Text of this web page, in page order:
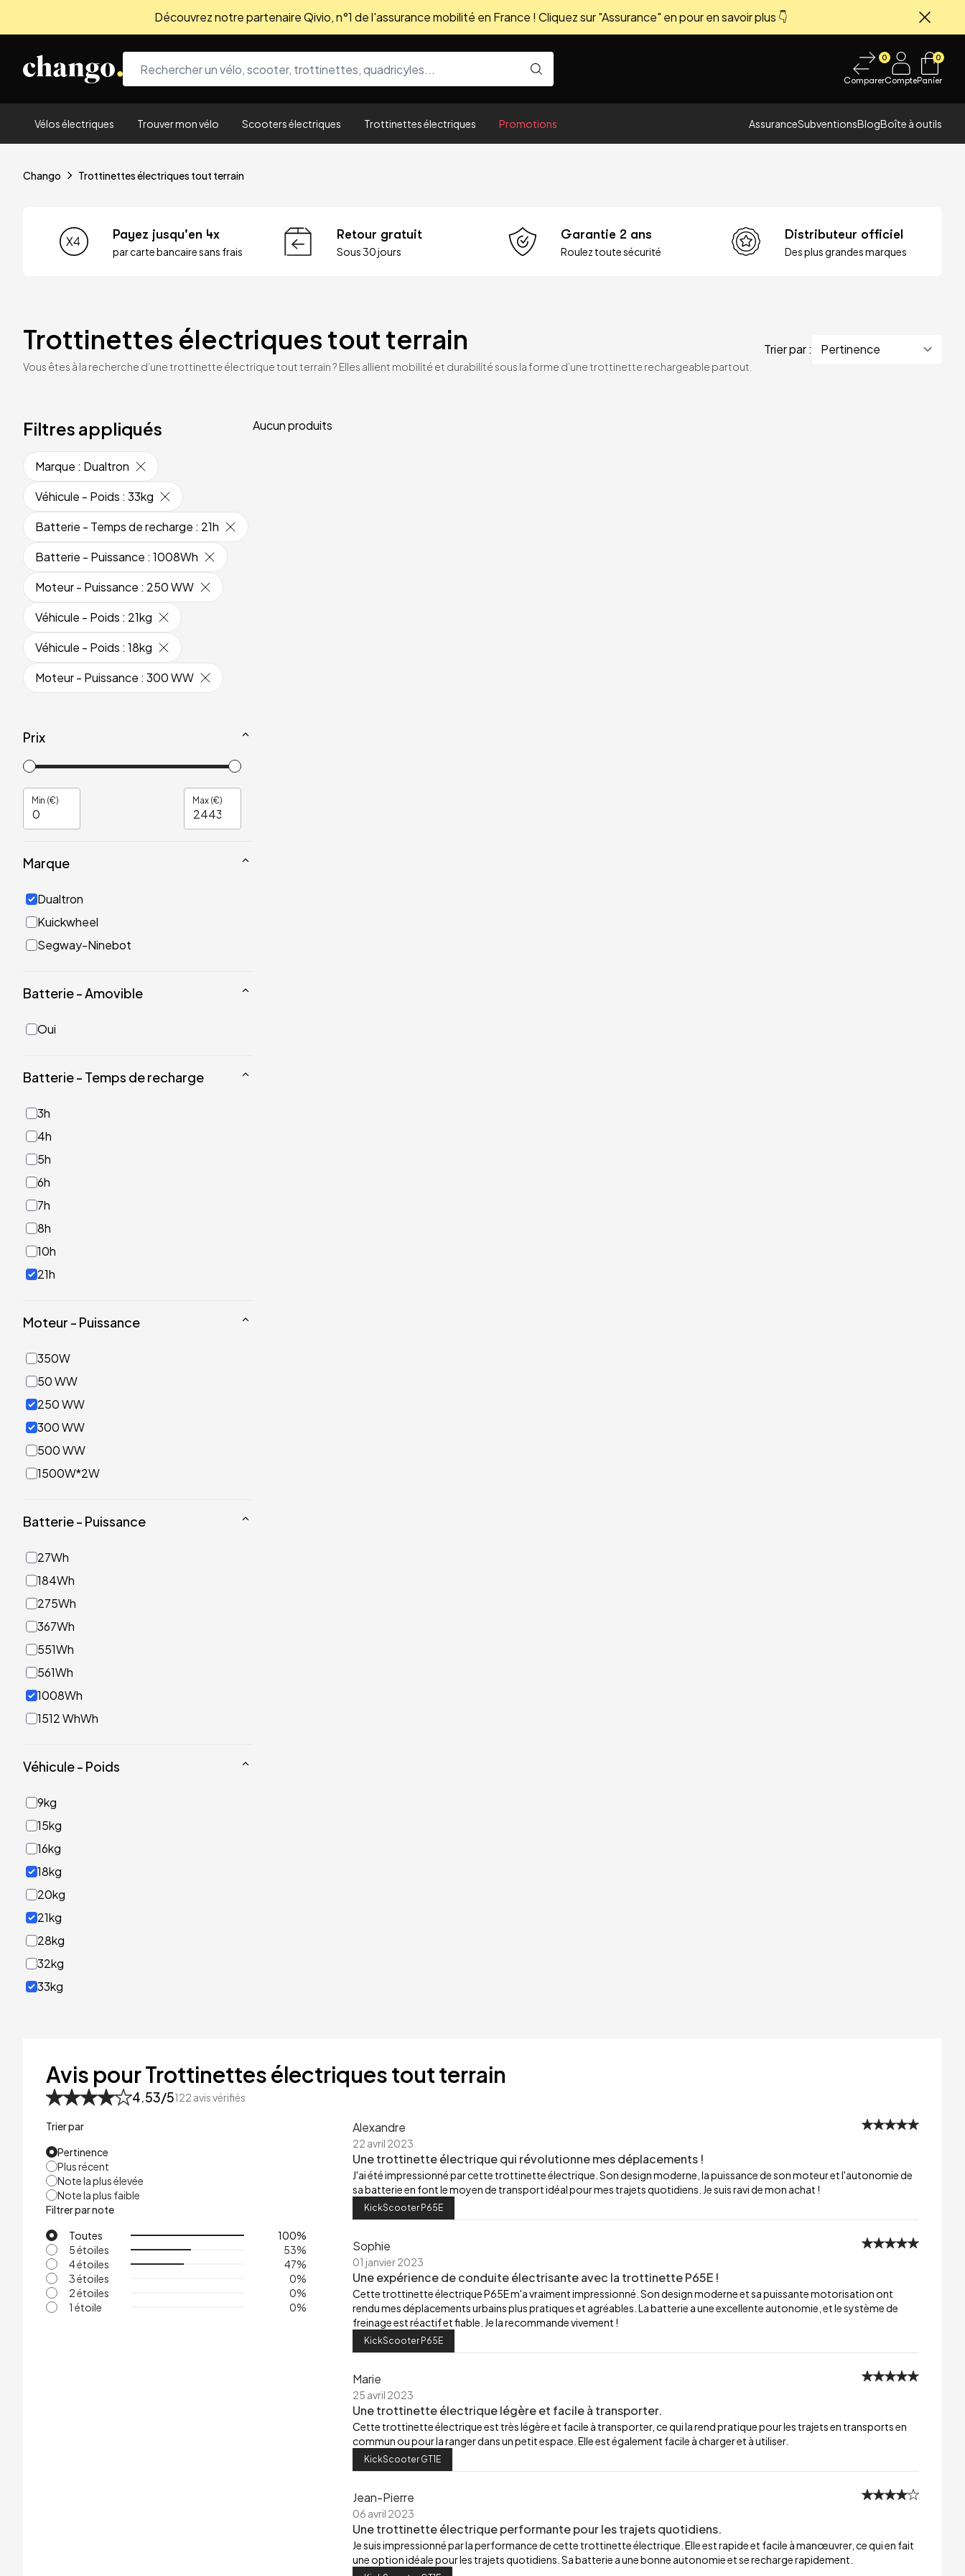
Découvrez notre partenaire Qivio, n°1 de l'assurance mobilité en France ! Cliquez sur "Assurance" en pour en savoir plus 👇
0
ComparerCompte
0
Panier
Vélos électriques Trouver mon vélo Scooters électriques Trottinettes électriques Promotions AssuranceSubventionsBlogBoîte à outils
Chango Trottinettes électriques tout terrain
Payez jusqu'en 4x
par carte bancaire sans frais
Retour gratuit
Sous 30 jours
Garantie 2 ans
Roulez toute sécurité
Distributeur officiel
Des plus grandes marques
Trottinettes électriques tout terrain
Vous êtes à la recherche d’une trottinette électrique tout terrain ? Elles allient mobilité et durabilité sous la forme d’une trottinette rechargeable partout.
Trier par :
Filtres appliqués
Marque : Dualtron
Véhicule - Poids : 33kg
Batterie - Temps de recharge : 21h
Batterie - Puissance : 1008Wh
Moteur - Puissance : 250 WW
Véhicule - Poids : 21kg
Véhicule - Poids : 18kg
Moteur - Puissance : 300 WW
Prix
Min (€) Max (€)
Marque
Dualtron
Kuickwheel
Segway-Ninebot
Batterie - Amovible
Oui
Batterie - Temps de recharge
3h
4h
5h
6h
7h
8h
10h
21h
Moteur - Puissance
350W
50 WW
250 WW
300 WW
500 WW
1500W*2W
Batterie - Puissance
27Wh
184Wh
275Wh
367Wh
551Wh
561Wh
1008Wh
1512 WhWh
Véhicule - Poids
9kg
15kg
16kg
18kg
20kg
21kg
28kg
32kg
33kg
53kg
Aucun produits
Avis pour Trottinettes électriques tout terrain
4.53/5122 avis vérifiés
Trier par
Pertinence
Plus récent
Note la plus élevée
Note la plus faible
Filtrer par note
Toutes
100%
5 étoiles
53%
4 étoiles
47%
3 étoiles
0%
2 étoiles
0%
1 étoile
0%
Alexandre
22 avril 2023
Une trottinette électrique qui révolutionne mes déplacements !
J'ai été impressionné par cette trottinette électrique. Son design moderne, la puissance de son moteur et l'autonomie de
sa batterie en font le moyen de transport idéal pour mes trajets quotidiens. Je suis ravi de mon achat !
KickScooter P65E
Sophie
01 janvier 2023
Une expérience de conduite électrisante avec la trottinette P65E !
Cette trottinette électrique P65E m'a vraiment impressionné. Son design moderne et sa puissante motorisation ont
rendu mes déplacements urbains plus pratiques et agréables. La batterie a une excellente autonomie, et le système de
freinage est réactif et fiable. Je la recommande vivement !
KickScooter P65E
Marie
25 avril 2023
Une trottinette électrique légère et facile à transporter.
Cette trottinette électrique est très légère et facile à transporter, ce qui la rend pratique pour les trajets en transports en
commun ou pour la ranger dans un petit espace. Elle est également facile à charger et à utiliser.
KickScooter GT1E
Jean-Pierre
06 avril 2023
Une trottinette électrique performante pour les trajets quotidiens.
Je suis impressionné par la performance de cette trottinette électrique. Elle est rapide et facile à manœuvrer, ce qui en fait
une option idéale pour les trajets quotidiens. Sa batterie a une bonne autonomie et se recharge rapidement.